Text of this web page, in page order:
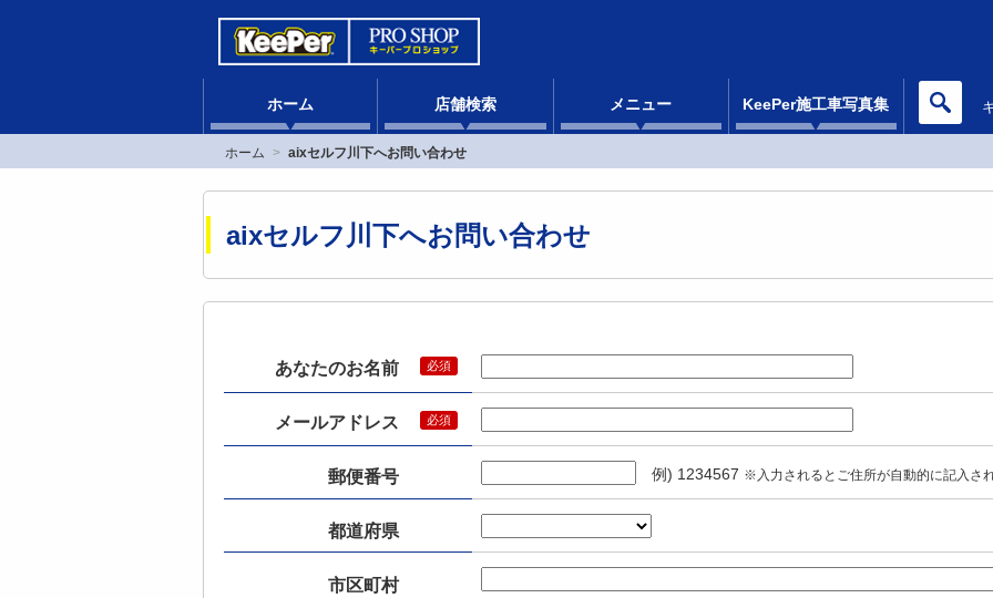
ホーム 店舗検索 メニュー KeePer施工車写真集
ホーム aixセルフ川下へお問い合わせ
aixセルフ川下へお問い合わせ
あなたのお名前
メールアドレス
郵便番号 例) 1234567 ※入力されるとご住所が自動的に記入さ
都道府県
市区町村